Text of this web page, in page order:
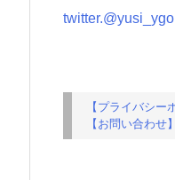
twitter.@yusi_ygo
【プライバシー
【お問い合わせ】